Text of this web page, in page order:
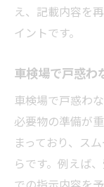
え、記載内容を
イントです。
車検場で戸惑わ
車検場で戸惑わ
必要物の準備が
まっており、ス
らです。例えば